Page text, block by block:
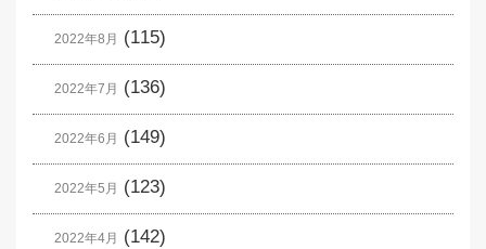
2022年8月 (115)
2022年7月 (136)
2022年6月 (149)
2022年5月 (123)
2022年4月 (142)